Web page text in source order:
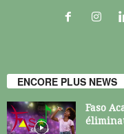
ENCORE PLUS NEWS
Faso